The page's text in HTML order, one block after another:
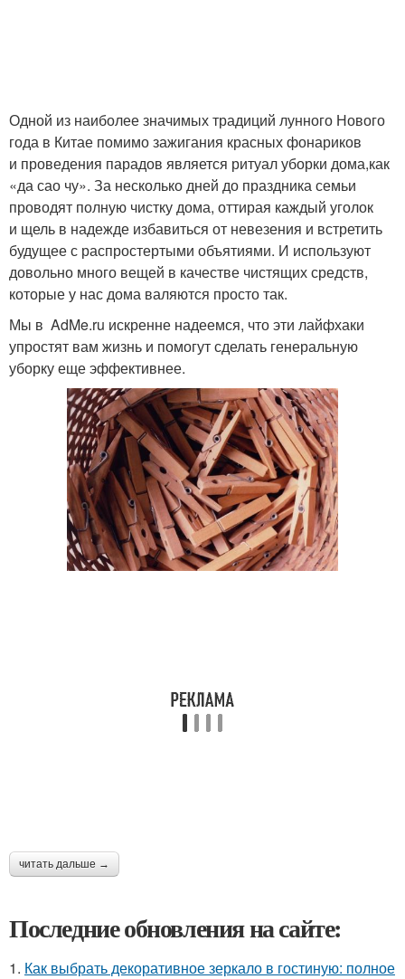
Одной из наиболее значимых традиций лунного Нового
года в Китае помимо зажигания красных фонариков
и проведения парадов является ритуал уборки дома,как
«да сао чу». За несколько дней до праздника семьи
проводят полную чистку дома, оттирая каждый уголок
и щель в надежде избавиться от невезения и встретить
будущее с распростертыми объятиями. И используют
довольно много вещей в качестве чистящих средств,
которые у нас дома валяются просто так.
Мы в AdMe.ru искренне надеемся, что эти лайфхаки
упростят вам жизнь и помогут сделать генеральную
уборку еще эффективнее.
читать дальше →
Последние обновления на сайте:
1. Как выбрать декоративное зеркало в гостиную: полное